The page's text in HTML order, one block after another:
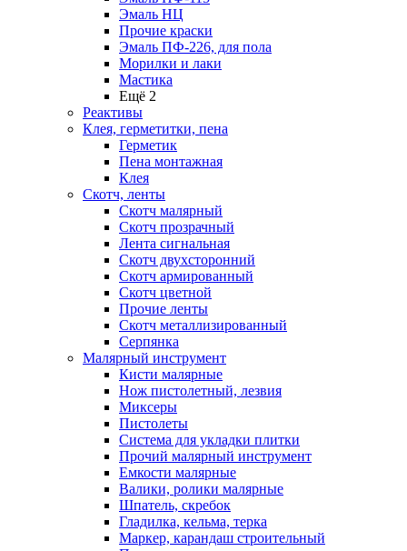
Эмаль НЦ
Прочие краски
Эмаль ПФ-226, для пола
Морилки и лаки
Мастика
Ещё 2
Реактивы
Клея, герметитки, пена
Герметик
Пена монтажная
Клея
Скотч, ленты
Скотч малярный
Скотч прозрачный
Лента сигнальная
Скотч двухсторонний
Скотч армированный
Скотч цветной
Прочие ленты
Скотч металлизированный
Серпянка
Малярный инструмент
Кисти малярные
Нож пистолетный, лезвия
Миксеры
Пистолеты
Система для укладки плитки
Прочий малярный инструмент
Емкости малярные
Валики, ролики малярные
Шпатель, скребок
Гладилка, кельма, терка
Маркер, карандаш строительный